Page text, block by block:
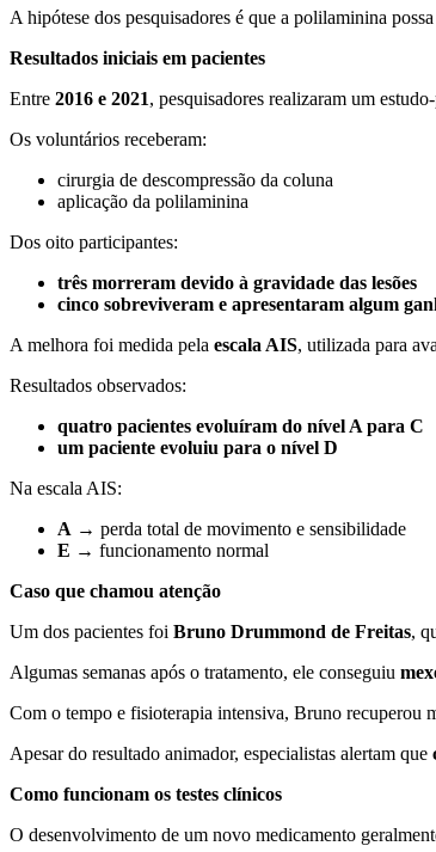
A hipótese dos pesquisadores é que a polilaminina possa
Resultados iniciais em pacientes
Entre 2016 e 2021, pesquisadores realizaram um
Os voluntários receberam:
cirurgia de descompressão da coluna
aplicação da polilaminina
Dos oito participantes:
três morreram devido à gravidade das lesões
cinco sobreviveram e apresentaram algum
A melhora foi medida pela escala AIS, utilizada para
Resultados observados:
quatro pacientes evoluíram do nível A para C
um paciente evoluiu para o nível D
Na escala AIS:
A → perda total de movimento e sensibilidade
E → funcionamento normal
Caso que chamou atenção
Um dos pacientes foi Bruno Drummond de Freitas,
Algumas semanas após o tratamento, ele conseguiu
Com o tempo e fisioterapia intensiva, Bruno recuperou
Apesar do resultado animador, especialistas alertam que
Como funcionam os testes clínicos
O desenvolvimento de um novo medicamento